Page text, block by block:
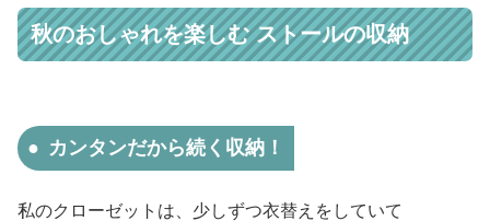
秋のおしゃれを楽しむ ストールの収納
カンタンだから続く収納！
私のクローゼットは、少しずつ衣替えをしていて